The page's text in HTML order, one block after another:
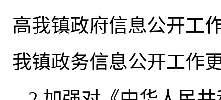
高我镇政府信息公开工
我镇政务信息公开工作